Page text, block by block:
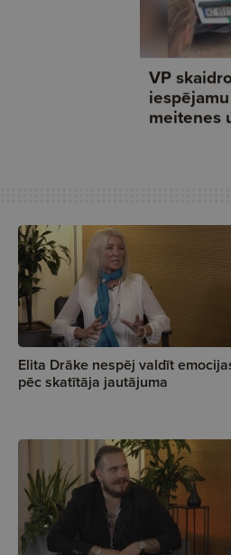
Elita Drāke nespēj valdīt
pēc skatītāja jautājuma